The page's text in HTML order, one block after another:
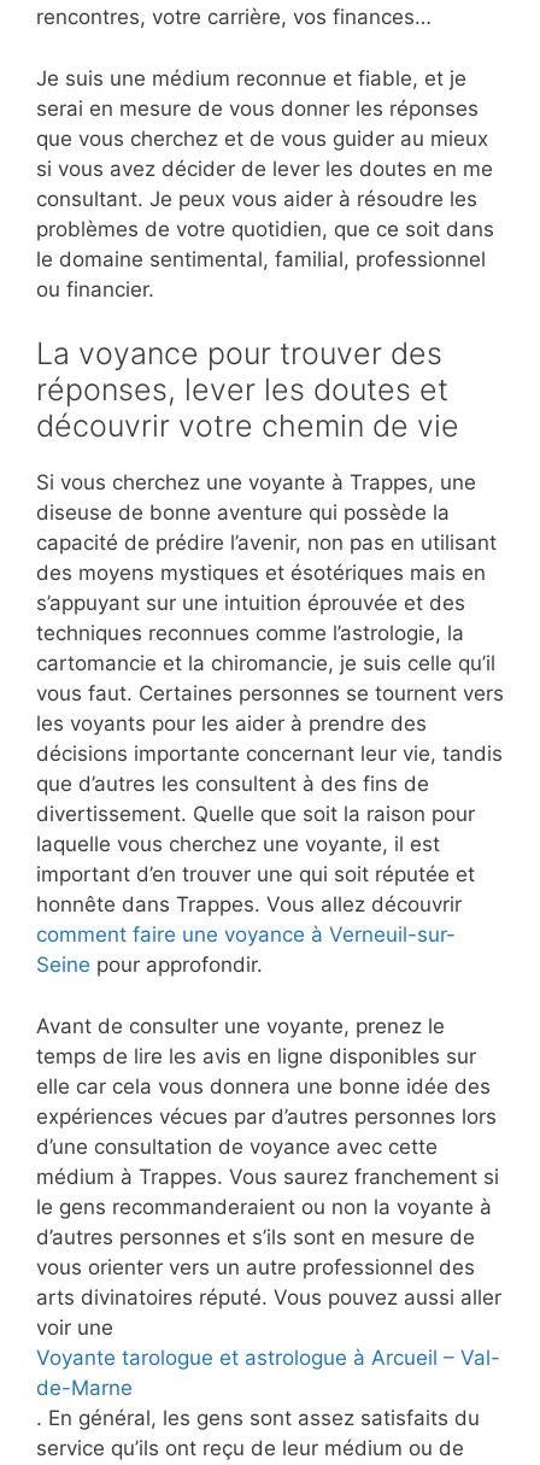
rencontres, votre carrière, vos finances…
Je suis une médium reconnue et fiable, et je
serai en mesure de vous donner les réponses
que vous cherchez et de vous guider au mieux
si vous avez décider de lever les doutes en me
consultant. Je peux vous aider à résoudre les
problèmes de votre quotidien, que ce soit dans
le domaine sentimental, familial, professionnel
ou financier.
La voyance pour trouver des
réponses, lever les doutes et
découvrir votre chemin de vie
Si vous cherchez une voyante à Trappes, une
diseuse de bonne aventure qui possède la
capacité de prédire l’avenir, non pas en utilisant
des moyens mystiques et ésotériques mais en
s’appuyant sur une intuition éprouvée et des
techniques reconnues comme l’astrologie, la
cartomancie et la chiromancie, je suis celle qu’il
vous faut. Certaines personnes se tournent vers
les voyants pour les aider à prendre des
décisions importante concernant leur vie, tandis
que d’autres les consultent à des fins de
divertissement. Quelle que soit la raison pour
laquelle vous cherchez une voyante, il est
important d’en trouver une qui soit réputée et
honnête dans Trappes. Vous allez découvrir
comment faire une voyance à Verneuil-sur-
Seine pour approfondir.
Avant de consulter une voyante, prenez le
temps de lire les avis en ligne disponibles sur
elle car cela vous donnera une bonne idée des
expériences vécues par d’autres personnes lors
d’une consultation de voyance avec cette
médium à Trappes. Vous saurez franchement si
le gens recommanderaient ou non la voyante à
d’autres personnes et s’ils sont en mesure de
vous orienter vers un autre professionnel des
arts divinatoires réputé. Vous pouvez aussi aller
voir une
Voyante tarologue et astrologue à Arcueil – Val-
de-Marne
. En général, les gens sont assez satisfaits du
service qu’ils ont reçu de leur médium ou de